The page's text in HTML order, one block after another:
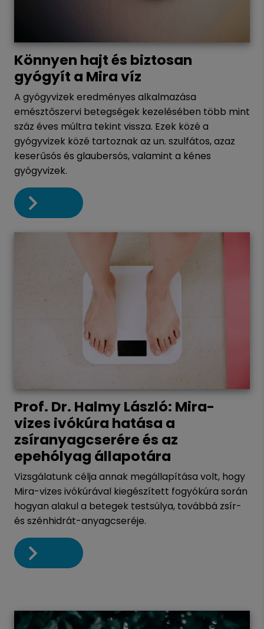
Könnyen hajt és biztosan
gyógyít a Mira víz
A gyógyvizek eredményes alkalmazása
emésztőszervi betegségek kezelésében több mint
száz éves múltra tekint vissza. Ezek közé a
gyógyvizek közé tartoznak az un. szulfátos, azaz
keserűsós és glaubersós, valamint a kénes
gyógyvizek.
Prof. Dr. Halmy László: Mira-
vizes ivókúra hatása a
zsíranyagcserére és az
epehólyag állapotára
Vizsgálatunk célja annak megállapítása volt, hogy
Mira-vizes ivókúrával kiegészített fogyókúra során
hogyan alakul a betegek testsúlya, továbbá zsír-
és szénhidrát-anyagcseréje.